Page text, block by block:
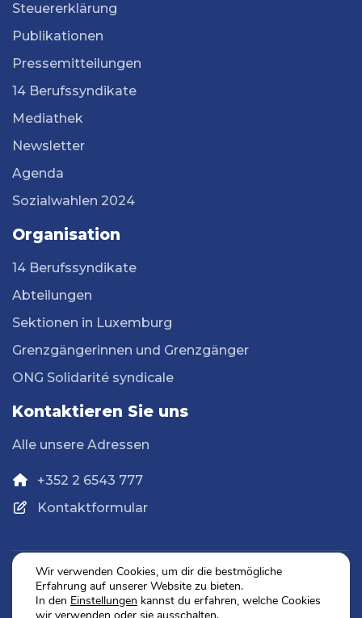
Steuererklärung
Publikationen
Pressemitteilungen
14 Berufssyndikate
Mediathek
Newsletter
Agenda
Sozialwahlen 2024
Organisation
14 Berufssyndikate
Abteilungen
Sektionen in Luxemburg
Grenzgängerinnen und Grenzgänger
ONG Solidarité syndicale
Kontaktieren Sie uns
Alle unsere Adressen
+352 2 6543 777
Kontaktformular
Datenschutz
Impressum
Wir verwenden Cookies, um dir die bestmögliche
Erfahrung auf unserer Website zu bieten.
In den Einstellungen kannst du erfahren, welche Cookies